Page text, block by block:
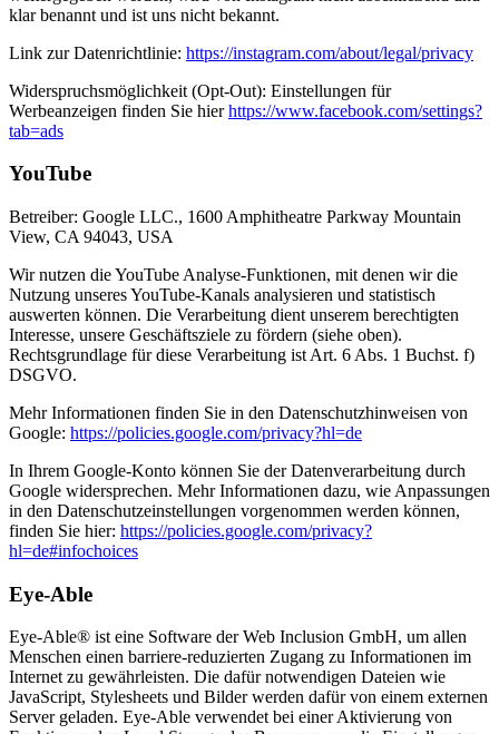
klar benannt und ist uns nicht bekannt.
Link zur Datenrichtlinie: https://instagram.com/about/legal/privacy
Widerspruchsmöglichkeit (Opt-Out): Einstellungen für
Werbeanzeigen finden Sie hierhttps://www.facebook.com/settings?
tab=ads
YouTube
Betreiber: Google LLC., 1600 Amphitheatre Parkway Mountain
View, CA 94043, USA
Wir nutzen die YouTube Analyse-Funktionen, mit denen wir die
Nutzung unseres YouTube-Kanals analysieren und statistisch
auswerten können. Die Verarbeitung dient unserem berechtigten
Interesse, unsere Geschäftsziele zu fördern (siehe oben).
Rechtsgrundlage für diese Verarbeitung ist Art. 6 Abs. 1 Buchst. f)
DSGVO.
Mehr Informationen finden Sie in den Datenschutzhinweisen von
Google: https://policies.google.com/privacy?hl=de
In Ihrem Google-Konto können Sie der Datenverarbeitung durch
Google widersprechen. Mehr Informationen dazu, wie Anpassungen
in den Datenschutzeinstellungen vorgenommen werden können,
finden Sie hier: https://policies.google.com/privacy?
hl=de#infochoices
Eye-Able
Eye-Able® ist eine Software der Web Inclusion GmbH, um allen
Menschen einen barriere-reduzierten Zugang zu Informationen im
Internet zu gewährleisten. Die dafür notwendigen Dateien wie
JavaScript, Stylesheets und Bilder werden dafür von einem externen
Server geladen. Eye-Able verwendet bei einer Aktivierung von